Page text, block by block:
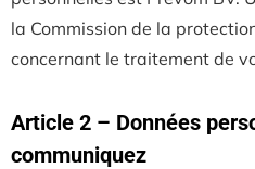
la Commission de la
concernant le traitement de
Article 2 – Données
communiquez